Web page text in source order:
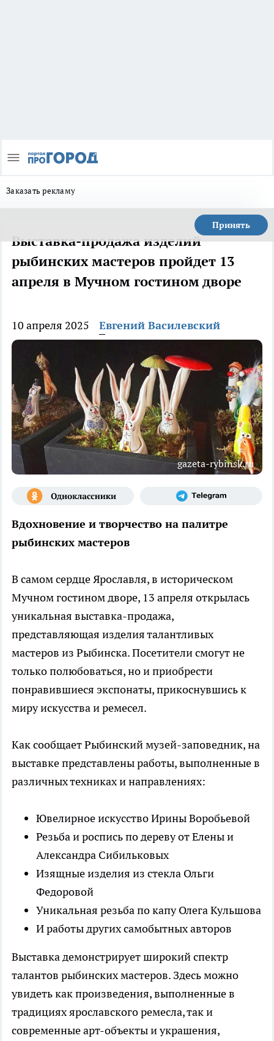
Заказать рекламу
Принять
Выставка-продажа изделий
рыбинских мастеров пройдет 13
апреля в Мучном гостином дворе
10 апреля 2025 Евгений Василевский
gazeta-rybinsk.ru
Вдохновение и творчество на палитре
рыбинских мастеров
В самом сердце Ярославля, в историческом
Мучном гостином дворе, 13 апреля открылась
уникальная выставка-продажа,
представляющая изделия талантливых
мастеров из Рыбинска. Посетители смогут не
только полюбоваться, но и приобрести
понравившиеся экспонаты, прикоснувшись к
миру искусства и ремесел.
Как сообщает Рыбинский музей-заповедник, на
выставке представлены работы, выполненные в
различных техниках и направлениях:
Ювелирное искусство Ирины Воробьевой
Резьба и роспись по дереву от Елены и
Александра Сибильковых
Изящные изделия из стекла Ольги
Федоровой
Уникальная резьба по капу Олега Кульшова
И работы других самобытных авторов
Выставка демонстрирует широкий спектр
талантов рыбинских мастеров. Здесь можно
увидеть как произведения, выполненные в
традициях ярославского ремесла, так и
современные арт-объекты и украшения,